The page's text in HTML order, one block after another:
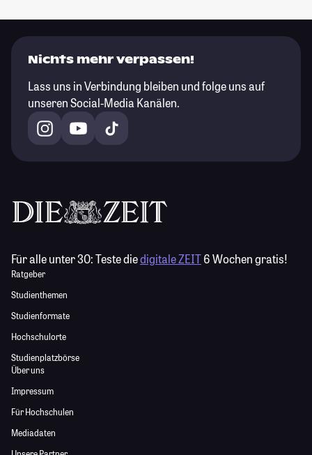
Nichts mehr verpassen!
Lass uns in Verbindung bleiben und folge uns auf
unseren Social-Media Kanälen.
Für alle unter 30:Teste diedigitale ZEIT6 Wochen gratis!
Ratgeber
Studienthemen
Studienformate
Hochschulorte
Studienplatzbörse
Über uns
Impressum
Für Hochschulen
Mediadaten